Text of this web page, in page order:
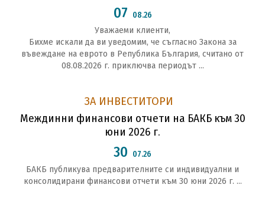
07 08.26
Уважаеми клиенти,
Бихме искали да ви уведомим, че съгласно Закона за
въвеждане на еврото в Република България, считано от
08.08.2026 г. приключва периодът ...
ЗА ИНВЕСТИТОРИ
Междинни финансови отчети на БАКБ към 30
юни 2026 г.
30 07.26
БАКБ публикува предварителните си индивидуални и
консолидирани финансови отчети към 30 юни 2026 г. ...